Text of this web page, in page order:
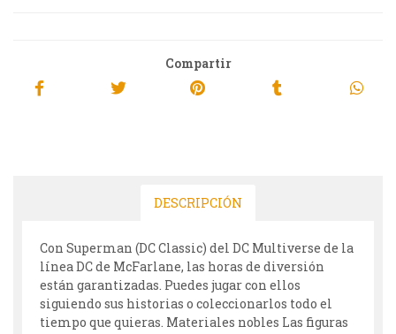
Compartir
DESCRIPCIÓN
Con Superman (DC Classic) del DC Multiverse de la
línea DC de McFarlane, las horas de diversión
están garantizadas. Puedes jugar con ellos
siguiendo sus historias o coleccionarlos todo el
tiempo que quieras. Materiales nobles Las figuras